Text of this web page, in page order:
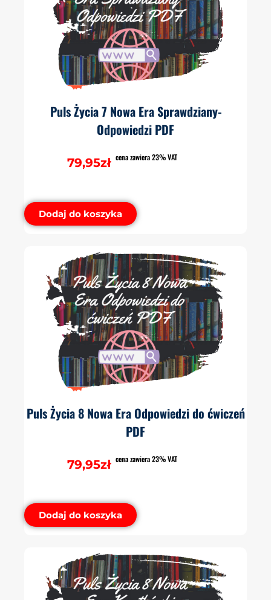
Puls Życia 7 Nowa Era Sprawdziany-
Odpowiedzi PDF
79,95zł cena zawiera 23% VAT
Dodaj do koszyka
Puls Życia 8 Nowa Era Odpowiedzi do ćwiczeń
PDF
79,95zł cena zawiera 23% VAT
Dodaj do koszyka